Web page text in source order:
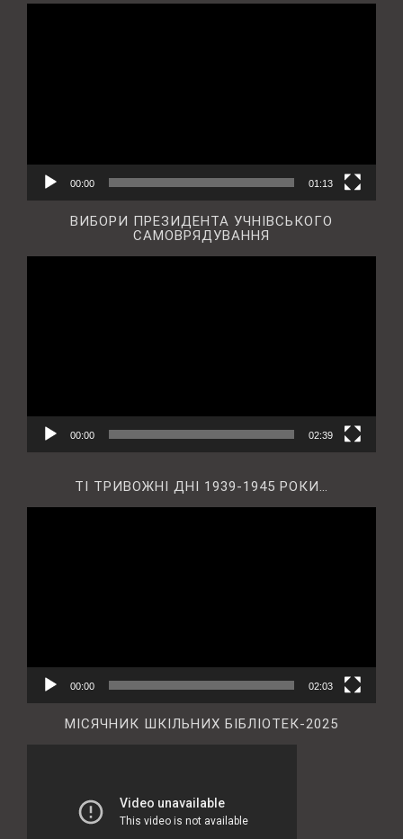
00:00 01:13
ВИБОРИ ПРЕЗИДЕНТА УЧНІВСЬКОГО
САМОВРЯДУВАННЯ
00:00 02:39
ТІ ТРИВОЖНІ ДНІ 1939-1945 РОКИ…
00:00 02:03
МІСЯЧНИК ШКІЛЬНИХ БІБЛІОТЕК-2025